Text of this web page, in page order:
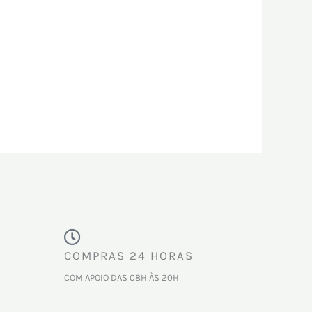
COMPRAS 24 HORAS
COM APOIO DAS 08H ÀS 20H